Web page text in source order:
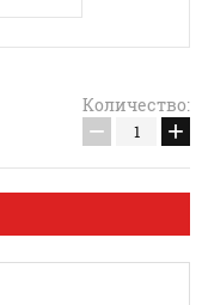
Количество:
− +